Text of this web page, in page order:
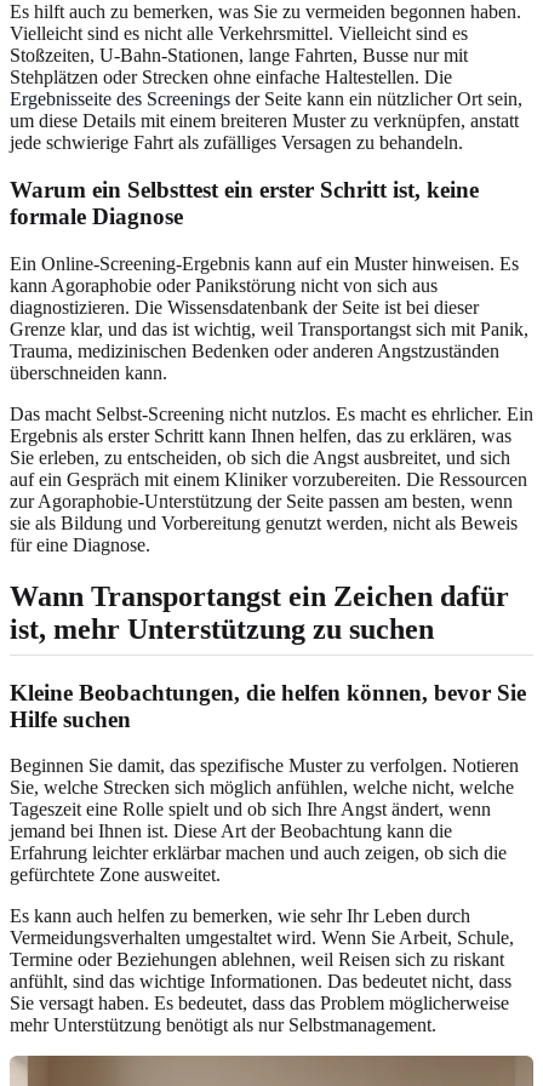
Es hilft auch zu bemerken, was Sie zu vermeiden begonnen haben.
Vielleicht sind es nicht alle Verkehrsmittel. Vielleicht sind es
Stoßzeiten, U-Bahn-Stationen, lange Fahrten, Busse nur mit
Stehplätzen oder Strecken ohne einfache Haltestellen. Die
Ergebnisseite des Screenings der Seite kann ein nützlicher Ort sein,
um diese Details mit einem breiteren Muster zu verknüpfen, anstatt
jede schwierige Fahrt als zufälliges Versagen zu behandeln.
Warum ein Selbsttest ein erster Schritt ist, keine
formale Diagnose
Ein Online-Screening-Ergebnis kann auf ein Muster hinweisen. Es
kann Agoraphobie oder Panikstörung nicht von sich aus
diagnostizieren. Die Wissensdatenbank der Seite ist bei dieser
Grenze klar, und das ist wichtig, weil Transportangst sich mit Panik,
Trauma, medizinischen Bedenken oder anderen Angstzuständen
überschneiden kann.
Das macht Selbst-Screening nicht nutzlos. Es macht es ehrlicher. Ein
Ergebnis als erster Schritt kann Ihnen helfen, das zu erklären, was
Sie erleben, zu entscheiden, ob sich die Angst ausbreitet, und sich
auf ein Gespräch mit einem Kliniker vorzubereiten. Die Ressourcen
zur Agoraphobie-Unterstützung der Seite passen am besten, wenn
sie als Bildung und Vorbereitung genutzt werden, nicht als Beweis
für eine Diagnose.
Wann Transportangst ein Zeichen dafür
ist, mehr Unterstützung zu suchen
Kleine Beobachtungen, die helfen können, bevor Sie
Hilfe suchen
Beginnen Sie damit, das spezifische Muster zu verfolgen. Notieren
Sie, welche Strecken sich möglich anfühlen, welche nicht, welche
Tageszeit eine Rolle spielt und ob sich Ihre Angst ändert, wenn
jemand bei Ihnen ist. Diese Art der Beobachtung kann die
Erfahrung leichter erklärbar machen und auch zeigen, ob sich die
gefürchtete Zone ausweitet.
Es kann auch helfen zu bemerken, wie sehr Ihr Leben durch
Vermeidungsverhalten umgestaltet wird. Wenn Sie Arbeit, Schule,
Termine oder Beziehungen ablehnen, weil Reisen sich zu riskant
anfühlt, sind das wichtige Informationen. Das bedeutet nicht, dass
Sie versagt haben. Es bedeutet, dass das Problem möglicherweise
mehr Unterstützung benötigt als nur Selbstmanagement.